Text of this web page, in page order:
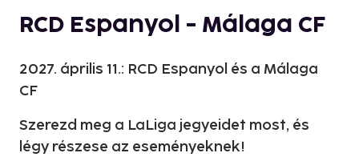
RCD Espanyol - Málaga CF
2027. április 11.: RCD Espanyol és a Málaga
CF
Szerezd meg a LaLiga jegyeidet most, és
légy részese az eseményeknek!